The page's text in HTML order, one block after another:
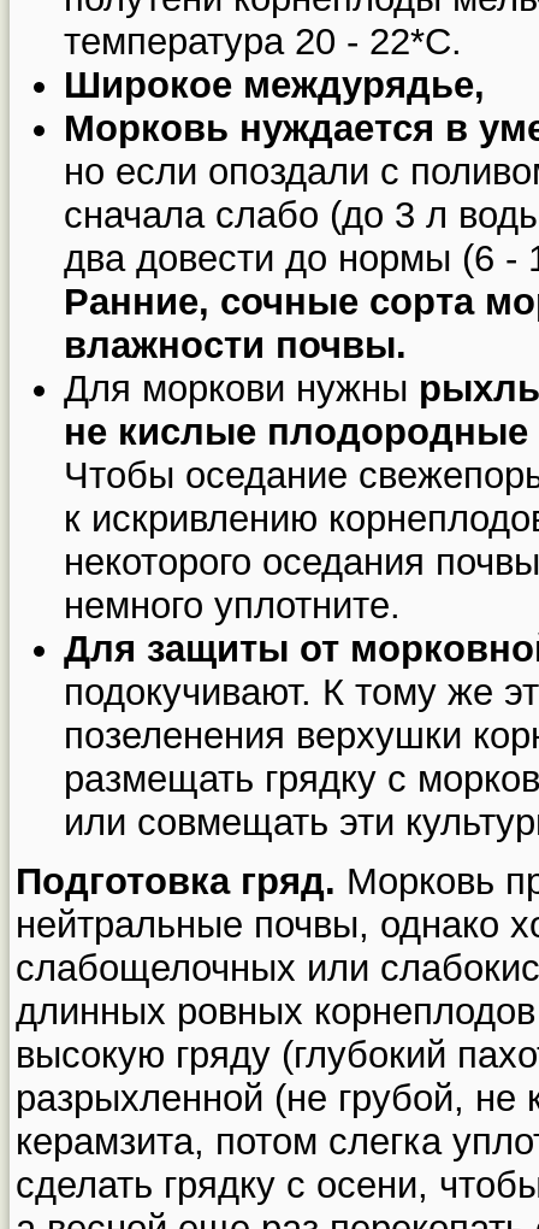
температура 20 - 22*C.
Широкое междурядье,
Морковь нуждается в
но если опоздали с
сначала слабо (до 3 л
два довести до нормы (6 -
Ранние, сочные сорта
влажности почвы.
Для моркови нужны
не кислые
Чтобы оседание
к искривлению
некоторого оседания
немного уплотните.
Для защиты от
подокучивают. К тому же
позеленения верхушки
размещать грядку с
или совмещать эти
Подготовка гряд. Морковь
нейтральные почвы, однако
слабощелочных или
длинных ровных корнеплодов
высокую гряду (глубокий
разрыхленной (не грубой, не
керамзита, потом слегка
сделать грядку с осени,